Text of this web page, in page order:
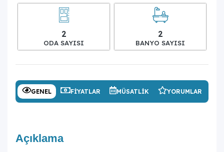
2
ODA SAYISI
2
BANYO SAYISI
GENEL FIYATLAR MÜSATLIK YORUMLAR
Açıklama